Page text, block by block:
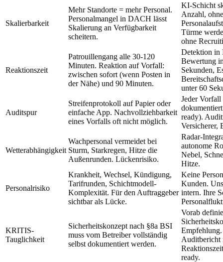
Skalierbarkeit
Mehr Standorte = mehr Personal.
Personalmangel in DACH lässt
Skalierung an Verfügbarkeit
scheitern.
KI-Schicht
Anzahl, ohne
Türme
ohne
Reaktionszeit
Patrouillengang alle 30-120
Minuten. Reaktion auf Vorfall:
zwischen sofort (wenn Posten in
der Nähe) und 90 Minuten.
Detektion in
Bewertung
Sekunden,
unter 60
Auditspur
Streifenprotokoll auf Papier oder
einfache App. Nachvollziehbarkeit
eines Vorfalls oft nicht möglich.
Jeder
ready).
Wetterabhängigkeit
Wachpersonal vermeidet bei
Sturm, Starkregen, Hitze die
Außenrunden. Lückenrisiko.
Radar-
autonome
Nebel,
Hitze.
Personalrisiko
Krankheit, Wechsel, Kündigung,
Tarifrunden, Schichtmodell-
Komplexität. Für den Auftraggeber
sichtbar als Lücke.
Keine
Kunden.
intern. Ihre
KRITIS-
Tauglichkeit
Sicherheitskonzept nach §8a BSI
muss vom Betreiber vollständig
selbst dokumentiert werden.
Vorab
Auditbericht
ready.